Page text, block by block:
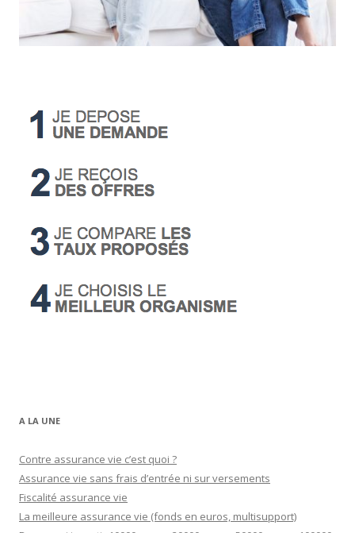
A LA UNE
Contre assurance vie c’est quoi ?
Assurance vie sans frais d’entrée ni sur versements
Fiscalité assurance vie
La meilleure assurance vie (fonds en euros, multisupport)